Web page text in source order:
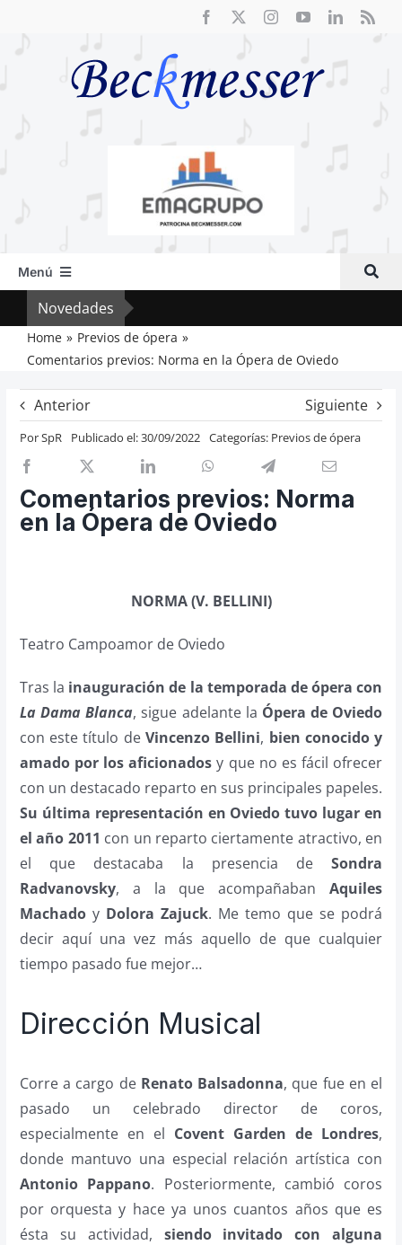
Menú
Inicio
Actual
Artículos
Crítica
Previos de ópera
Cosas de Beckmesser
Novedades
Home
Previos de ópera
Comentarios previos: Norma en la Ópera de Oviedo
Anterior Siguiente
PorSpR Publicado el: 30/09/2022 Categorías: Previos de ópera
Comentarios previos: Norma
en la Ópera de Oviedo
NORMA (V. BELLINI)
Teatro Campoamor de Oviedo
Tras la inauguración de la temporada de ópera con
La Dama Blanca, sigue adelante la Ópera de Oviedo
con este título de Vincenzo Bellini, bien conocido y
amado por los aficionados y que no es fácil ofrecer
con un destacado reparto en sus principales papeles.
Su última representación en Oviedo tuvo lugar en
el año 2011 con un reparto ciertamente atractivo, en
el que destacaba la presencia deSondra
Radvanovsky, a la que acompañabanAquiles
Machadoy Dolora Zajuck. Me temo que se podrá
decir aquí una vez más aquello de que cualquier
tiempo pasado fue mejor…
Dirección Musical
Corre a cargo de Renato Balsadonna, que fue en el
pasado un celebrado director de coros,
especialmente en el Covent Garden de Londres,
donde mantuvo una especial relación artística con
Antonio Pappano. Posteriormente, cambió coros
por orquesta y hace ya unos cuantos años que es
ésta su actividad, siendo invitado con alguna